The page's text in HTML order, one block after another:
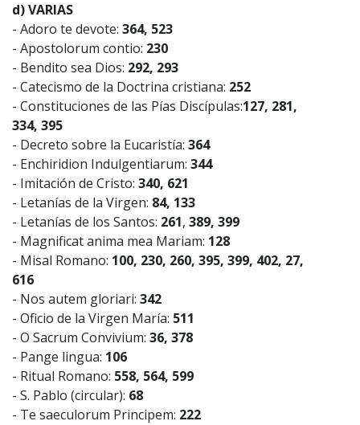
d) VARIAS
- Adoro te devote: 364, 523
- Apostolorum contio: 230
- Bendito sea Dios: 292, 293
- Catecismo de la Doctrina cristiana: 252
- Constituciones de las Pías Discípulas:127, 281,
334, 395
- Decreto sobre la Eucaristía: 364
- Enchiridion Indulgentiarum: 344
- Imitación de Cristo: 340, 621
- Letanías de la Virgen: 84, 133
- Letanías de los Santos: 261, 389, 399
- Magnificat anima mea Mariam: 128
- Misal Romano: 100, 230, 260, 395, 399, 402, 27,
616
- Nos autem gloriari: 342
- Oficio de la Virgen María: 511
- O Sacrum Convivium: 36, 378
- Pange lingua: 106
- Ritual Romano: 558, 564, 599
- S. Pablo (circular): 68
- Te saeculorum Principem: 222